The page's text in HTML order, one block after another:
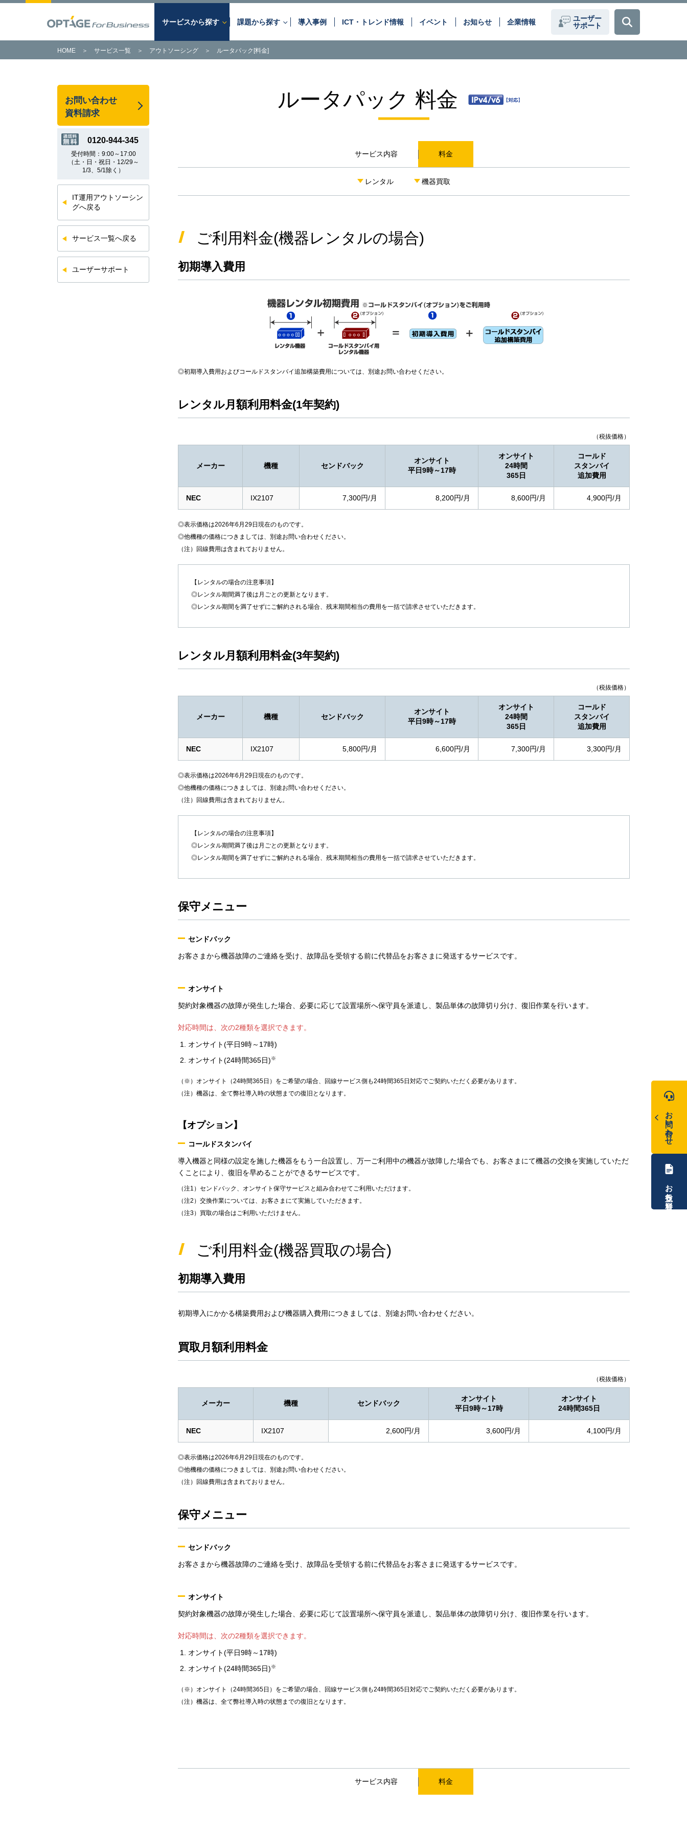
サービスから探す
あらゆるビジネスの課題を解決。
OPTAGE法人向けサービス。
情報セキュリティ アプリケーション クラウドサービス
課題から探す
課題から探す
次世代のITインフラはOPTAGEに
トータルでお任せください。
詳細はこちら
導入事例 ICT・トレンド情報 イベント お知らせ 企業情報
ユーザー
サポート
お問い合わせ
お役立ち資料
HOME ＞ サービス一覧 ＞ アウトソーシング ＞ ルータパック[料金]
お問い合わせ
資料請求
0120-944-345
受付時間：9:00～17:00
（土・日・祝日・12/29～
1/3、5/1除く）
IT運用アウトソーシン
グへ戻る
サービス一覧へ戻る
ユーザーサポート
ルータパック 料金
サービス内容 料金
レンタル 機器買取
ご利用料金(機器レンタルの場合)
初期導入費用
◎初期導入費用およびコールドスタンバイ追加構築費用については、別途お問い合わせください。
レンタル月額利用料金(1年契約)
（税抜価格）
メーカー 機種 センドバック
オンサイト
平日9時～17時
オンサイト
24時間
365日
コールド
スタンバイ
追加費用
NEC IX2107 7,300円/月 8,200円/月 8,600円/月 4,900円/月
◎表示価格は2026年6月29日現在のものです。
◎他機種の価格につきましては、別途お問い合わせください。
（注）回線費用は含まれておりません。
【レンタルの場合の注意事項】
◎レンタル期間満了後は月ごとの更新となります。
◎レンタル期間を満了せずにご解約される場合、残末期間相当の費用を一括で請求させていただきます。
レンタル月額利用料金(3年契約)
（税抜価格）
メーカー 機種 センドバック
オンサイト
平日9時～17時
オンサイト
24時間
365日
コールド
スタンバイ
追加費用
NEC IX2107 5,800円/月 6,600円/月 7,300円/月 3,300円/月
◎表示価格は2026年6月29日現在のものです。
◎他機種の価格につきましては、別途お問い合わせください。
（注）回線費用は含まれておりません。
【レンタルの場合の注意事項】
◎レンタル期間満了後は月ごとの更新となります。
◎レンタル期間を満了せずにご解約される場合、残末期間相当の費用を一括で請求させていただきます。
保守メニュー
センドバック
お客さまから機器故障のご連絡を受け、故障品を受領する前に代替品をお客さまに発送するサービスです。
オンサイト
契約対象機器の故障が発生した場合、必要に応じて設置場所へ保守員を派遣し、製品単体の故障切り分け、復旧作業を行います。
対応時間は、次の2種類を選択できます。
オンサイト(平日9時～17時)
オンサイト(24時間365日)※
（※）オンサイト（24時間365日）をご希望の場合、回線サービス側も24時間365日対応でご契約いただく必要があります。
（注）機器は、全て弊社導入時の状態までの復旧となります。
【オプション】
コールドスタンバイ
導入機器と同様の設定を施した機器をもう一台設置し、万一ご利用中の機器が故障した場合でも、お客さまにて機器の交換を実施していただ
くことにより、復旧を早めることができるサービスです。
（注1）センドバック、オンサイト保守サービスと組み合わせてご利用いただけます。
（注2）交換作業については、お客さまにて実施していただきます。
（注3）買取の場合はご利用いただけません。
ご利用料金(機器買取の場合)
初期導入費用
初期導入にかかる構築費用および機器購入費用につきましては、別途お問い合わせください。
買取月額利用料金
（税抜価格）
メーカー 機種 センドバック
オンサイト
平日9時～17時
オンサイト
24時間365日
NEC IX2107 2,600円/月 3,600円/月 4,100円/月
◎表示価格は2026年6月29日現在のものです。
◎他機種の価格につきましては、別途お問い合わせください。
（注）回線費用は含まれておりません。
保守メニュー
センドバック
お客さまから機器故障のご連絡を受け、故障品を受領する前に代替品をお客さまに発送するサービスです。
オンサイト
契約対象機器の故障が発生した場合、必要に応じて設置場所へ保守員を派遣し、製品単体の故障切り分け、復旧作業を行います。
対応時間は、次の2種類を選択できます。
オンサイト(平日9時～17時)
オンサイト(24時間365日)※
（※）オンサイト（24時間365日）をご希望の場合、回線サービス側も24時間365日対応でご契約いただく必要があります。
（注）機器は、全て弊社導入時の状態までの復旧となります。
サービス内容 料金